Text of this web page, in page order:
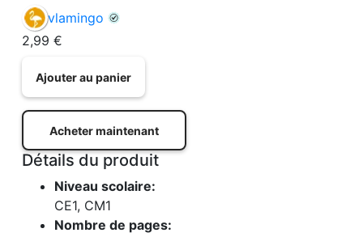
vlamingo
2,99 €
Ajouter au panier
Acheter maintenant
Détails du produit
Niveau scolaire:
CE1, CM1
Nombre de pages: